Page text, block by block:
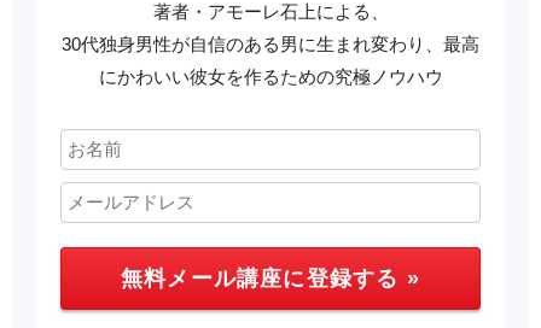
著者・アモーレ石上による、
30代独身男性が自信のある男に生まれ変わり、最高
にかわいい彼女を作るための究極ノウハウ